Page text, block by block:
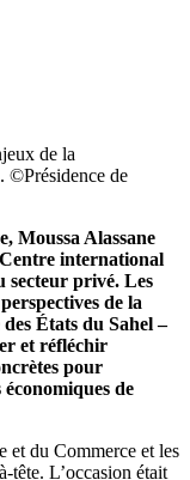
de la
©️Présidence de
Moussa Alassane
international
secteur privé. Les
de la
États du Sahel –
et réfléchir
pour
de
et du Commerce et les
tête. L’occasion était